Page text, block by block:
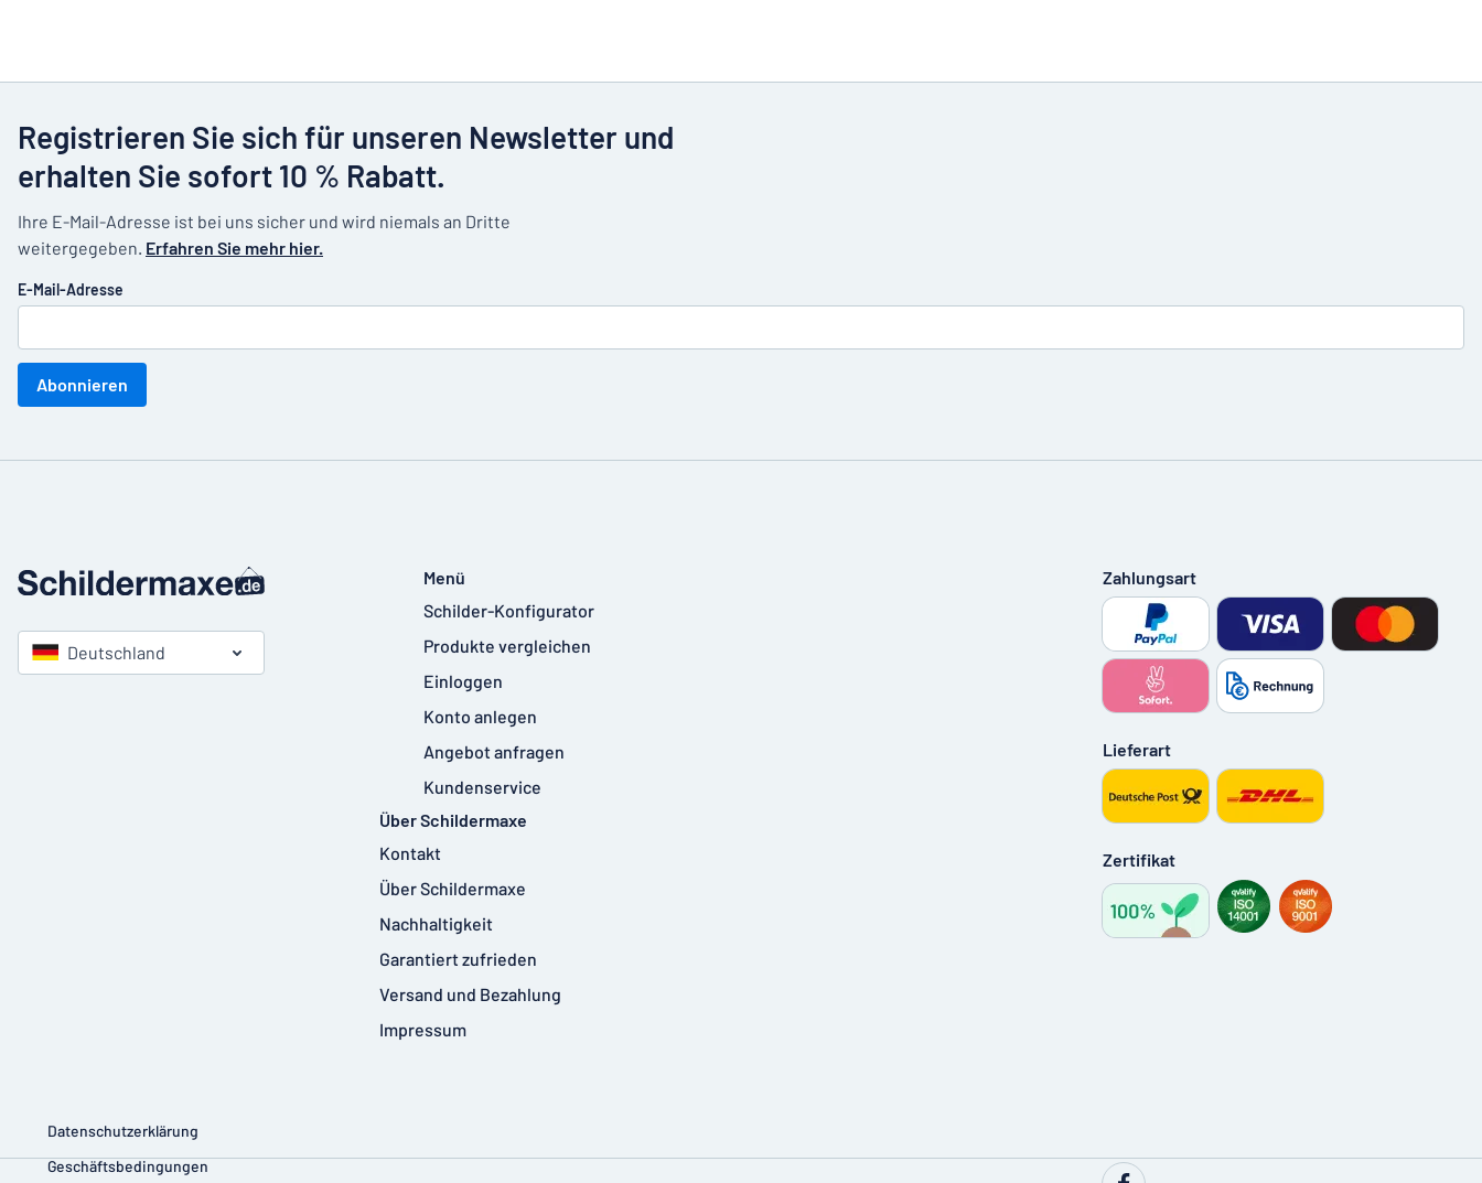
Registrieren Sie sich für unseren Newsletter und
erhalten Sie sofort 10 % Rabatt.
Ihre E-Mail-Adresse ist bei uns sicher und wird niemals an Dritte
weitergegeben. Erfahren Sie mehr hier.
E-Mail-Adresse
Abonnieren
Deutschland
Menü
Schilder-Konfigurator
Produkte vergleichen
Einloggen
Konto anlegen
Angebot anfragen
Kundenservice
Über Schildermaxe
Kontakt
Über Schildermaxe
Nachhaltigkeit
Garantiert zufrieden
Versand und Bezahlung
Impressum
Zahlungsart
Lieferart
Zertifikat
Datenschutzerklärung
Geschäftsbedingungen